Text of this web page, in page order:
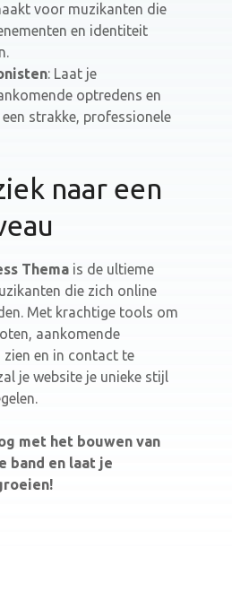
voor muzikanten die
en identiteit
: Laat je
optredens en
strakke, professionele
naar een
Thema is de ultieme
die zich online
Met krachtige tools om
aankomende
en in contact te
je website je unieke stijl
met het bouwen van
band en laat je